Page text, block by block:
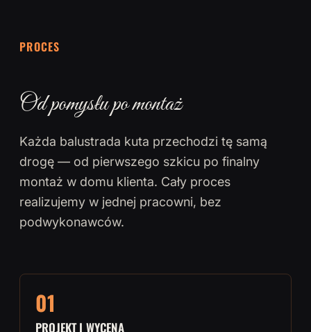
PROCES
Od pomysłu po montaż
Każda balustrada kuta przechodzi tę samą
drogę — od pierwszego szkicu po finalny
montaż w domu klienta. Cały proces
realizujemy w jednej pracowni, bez
podwykonawców.
01
PROJEKT I WYCENA